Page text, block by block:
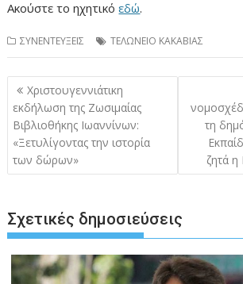
Ακούστε το ηχητικόεδώ.
ΣΥΝΕΝΤΕΥΞΕΙΣ ΤΕΛΩΝΕΙΟ ΚΑΚΑΒΙΑΣ
Πλοήγηση
άρθρων
Χριστουγεννιάτικη
εκδήλωση της Ζωσιμαίας
Βιβλιοθήκης Ιωαννίνων:
«Ξετυλίγοντας την ιστορία
των δώρων»
τη
ζητά
Σχετικές δημοσιεύσεις